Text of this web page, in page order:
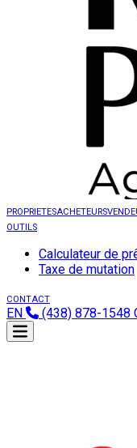
PROPRIETESACHETEURS
OUTILS
Calculateur de
Taxe de mutation
CONTACT
EN (438) 878-1548